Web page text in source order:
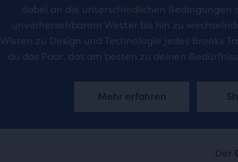
dabei an die unterschiedlichen Bedingungen
unvorhersehbarem Wetter bis hin zu
Wissen zu Design und Technologie jedes Brooks
du das Paar, das am besten zu deinen
Mehr erfahren
Der